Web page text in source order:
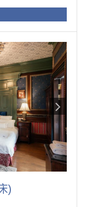
用。
民宿僅開放給已完
設施，敬請見諒。
與我們聯繫並依規
能享受自在、安心
)